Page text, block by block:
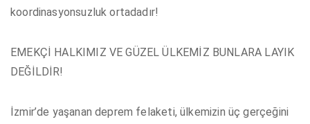
koordinasyonsuzluk ortadadır!
EMEKÇİ HALKIMIZ VE GÜZEL ÜLKEMİZ BUNLARA LAYIK
DEĞİLDİR!
İzmir’de yaşanan deprem felaketi, ülkemizin üç gerçeğini